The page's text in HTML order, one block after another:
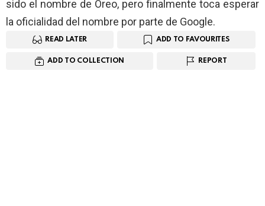
sido el nombre de Oreo, pero finalmente toca esperar
la oficialidad del nombre por parte de Google.
READ LATER ADD TO FAVOURITES
ADD TO COLLECTION REPORT